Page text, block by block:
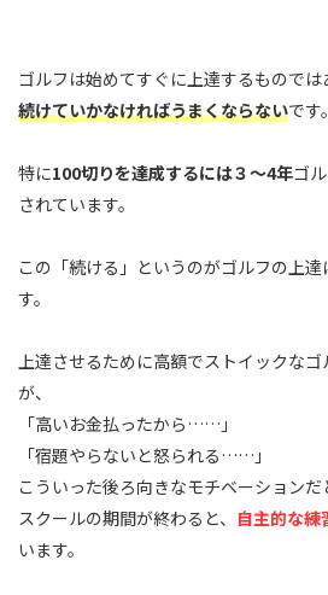
ゴルフは始めてすぐに上達するものでは
続けていかなければうまくならないです。
特に100切りを達成するには３～4年ゴ
されています。
この「続ける」というのがゴルフの上
す。
上達させるために高額でストイックな
が、
「高いお金払ったから……」
「宿題やらないと怒られる……」
こういった後ろ向きなモチベーションだ
スクールの期間が終わると、 自主的な練
います。